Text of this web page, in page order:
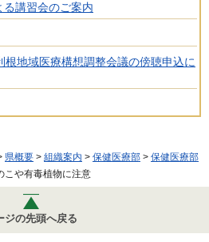
講習会のご案内
根地域医療構想調整会議の傍聴申込に
県概要 > 組織案内 > 保健医療部 > 保健医療部
こや有毒植物に注意
ジの先頭へ戻る